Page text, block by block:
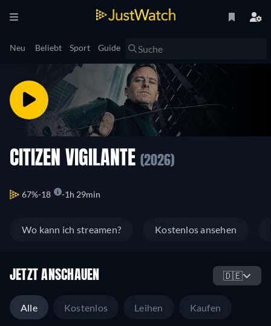
Neu Beliebt Sport Guide
CITIZEN VIGILANTE (2026)
67% 18 1h 29min
Wo kann ich streamen? Kostenlos ansehen
JETZT ANSCHAUEN 🇩🇪
Alle Kostenlos Leihen Kaufen